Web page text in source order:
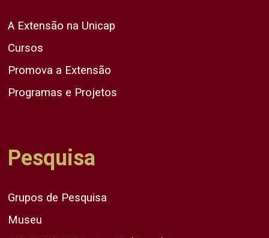
A Extensão na Unicap
Cursos
Promova a Extensão
Programas e Projetos
Pesquisa
Grupos de Pesquisa
Museu